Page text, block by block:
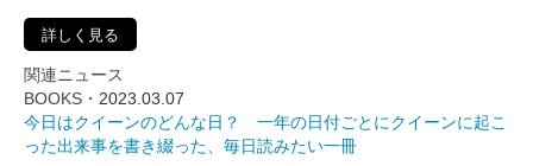
詳しく見る
関連ニュース
BOOKS・ 2023.03.07
今日はクイーンのどんな日？ 一年の日付ごとにクイーンに起こ
った出来事を書き綴った、毎日読みたい一冊